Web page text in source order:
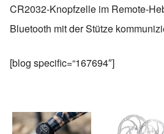
CR2032-Knopfzelle im Remote-
Bluetooth mit der Stütze
[blog specific=“167694″]